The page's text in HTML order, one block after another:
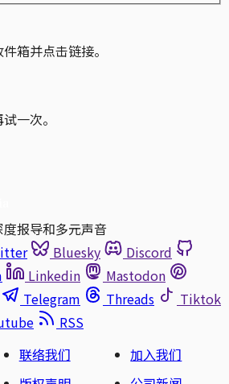
箱并点击链接。
一次。
报导和多元声音
Bluesky
Discord
Linkedin
Mastodon
Telegram Threads
Tiktok
RSS
联络我们
加入我们